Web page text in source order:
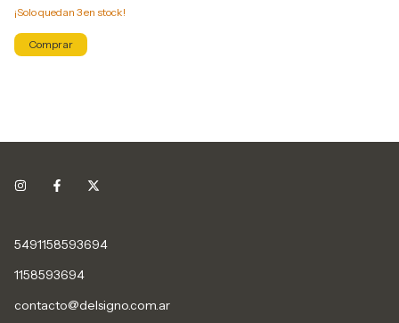
¡Solo quedan 3en stock!
5491158593694
1158593694
contacto@delsigno.com.ar